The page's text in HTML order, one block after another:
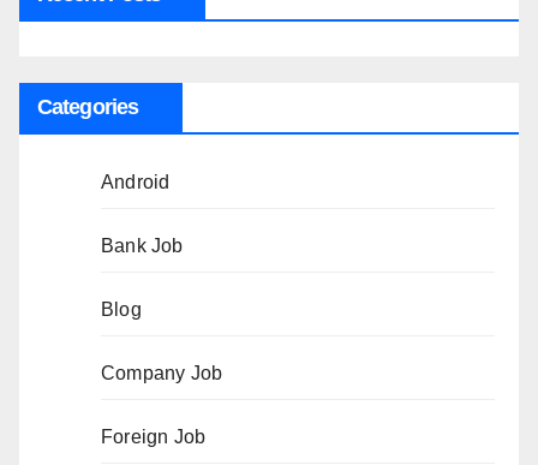
Categories
Android
Bank Job
Blog
Company Job
Foreign Job